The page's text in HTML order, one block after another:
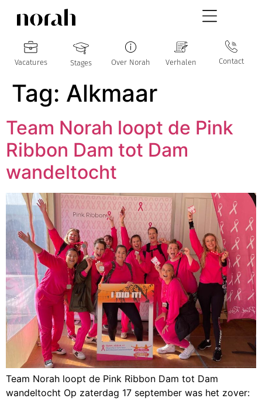
Vacatures Stages Over Norah Verhalen Contact
Tag: Alkmaar
Team Norah loopt de Pink
Ribbon Dam tot Dam
wandeltocht
Team Norah loopt de Pink Ribbon Dam tot Dam
wandeltocht Op zaterdag 17 september was het zover: